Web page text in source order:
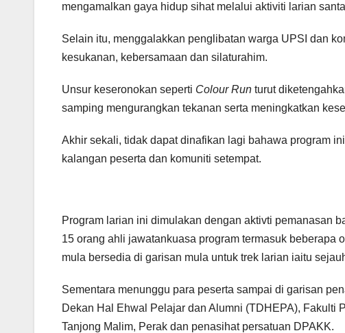
mengamalkan gaya hidup sihat melalui aktiviti larian
Selain itu, menggalakkan penglibatan warga UPSI dan
kesukanan, kebersamaan dan silaturahim.
Unsur keseronokan seperti Colour Run turut
samping mengurangkan tekanan serta meningkatkan
Akhir sekali, tidak dapat dinafikan lagi bahawa program
kalangan peserta dan komuniti setempat.
Program larian ini dimulakan dengan aktivti pemanasan
15 orang ahli jawatankuasa program termasuk beberapa
mula bersedia di garisan mula untuk trek larian iaitu
Sementara menunggu para peserta sampai di garisan
Dekan Hal Ehwal Pelajar dan Alumni (TDHEPA), Fakulti
Tanjong Malim, Perak dan penasihat persatuan DPAKK.